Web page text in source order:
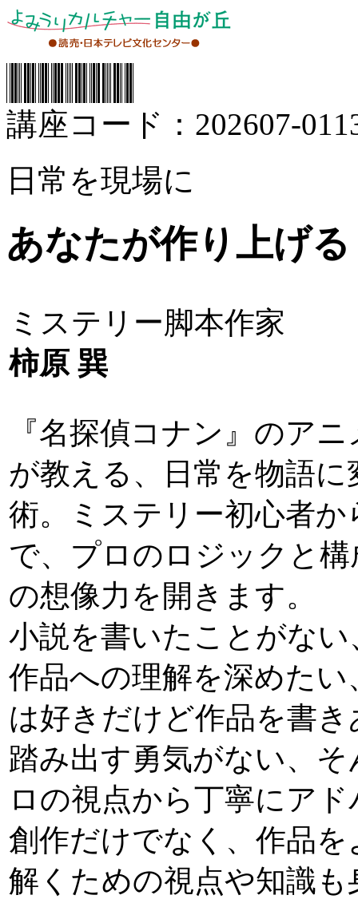
講座コード：202607-
日常を現場に
あなたが作り上げ
ミステリー脚本作家
柿原 巽
『名探偵コナン』のア
が教える、日常を物語に
術。ミステリー初心者か
で、プロのロジックと
の想像力を開きます。
小説を書いたことがな
作品への理解を深めた
は好きだけど作品を書
踏み出す勇気がない、
ロの視点から丁寧にア
創作だけでなく、作品
解くための視点や知識